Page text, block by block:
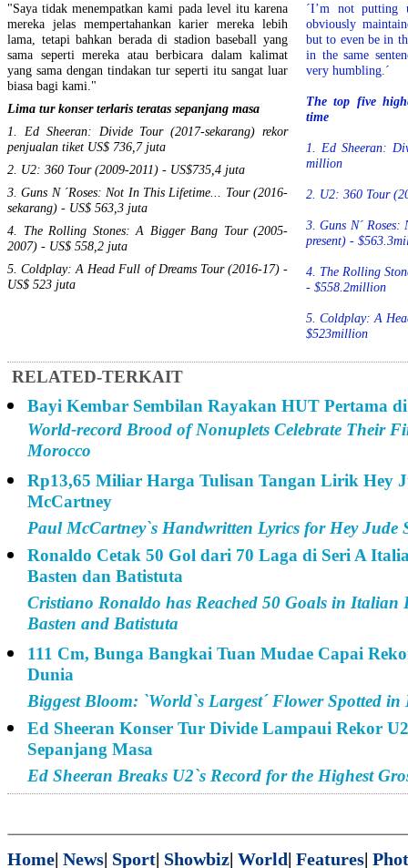
"Saya tidak menempatkan kami pada level itu karena
mereka jelas mempertahankan karier mereka lebih
lama, tetapi bahkan berada di stadion baseball yang
sama seperti mereka atau berbicara dalam kalimat
yang sama dengan tindakan tur seperti itu sangat luar
biasa bagi kami."
Lima tur konser terlaris teratas sepanjang masa
1. Ed Sheeran: Divide Tour (2017-sekarang) rekor
penjualan tiket US$ 736,7 juta
2. U2: 360 Tour (2009-2011) - US$735,4 juta
3. Guns N ´Roses: Not In This Lifetime... Tour (2016-
sekarang) - US$ 563,3 juta
4. The Rolling Stones: A Bigger Bang Tour (2005-
2007) - US$ 558,2 juta
5. Coldplay: A Head Full of Dreams Tour (2016-17) -
US$ 523 juta
´I’m not putting
obviously
but to even be in
in the same
very humbling.´
The top five
time
1. Ed Sheeran:
million
2. U2: 360 Tour
3. Guns N´
present) -
4. The Rolling
- $558.2million
5. Coldplay: A
$523million
RELATED-TERKAIT
Bayi Kembar Sembilan Rayakan HUT Pertama
World-record Brood of Nonuplets Celebrate Their
Morocco
Rp13,65 Miliar Harga Tulisan Tangan Lirik Hey
McCartney
Paul McCartney`s Handwritten Lyrics for Hey Jude
Ronaldo Cetak 50 Gol dari 70 Laga di Seri A
Basten dan Batistuta
Cristiano Ronaldo has Reached 50 Goals in Italian
Basten and Batistuta
111 Cm, Bunga Bangkai Tuan Mudae Capai
Dunia
Biggest Bloom: `World`s Largest´ Flower Spotted in
Ed Sheeran Konser Tur Divide Lampaui Rekor
Sepanjang Masa
Ed Sheeran Breaks U2`s Record for the Highest
Home| News| Sport| Showbiz| World| Features|